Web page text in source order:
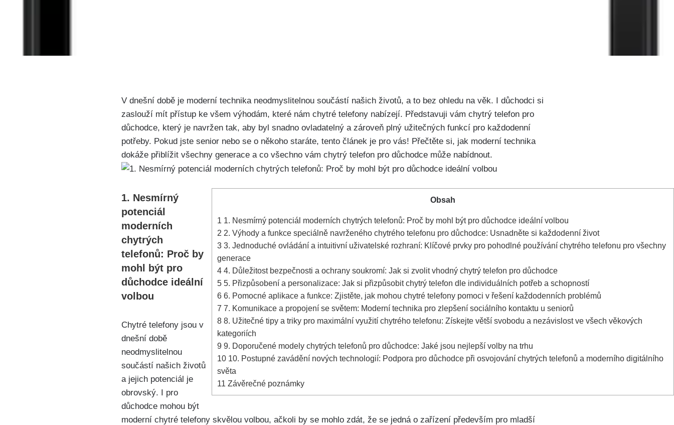
⁢V dnešní době je moderní technika neodmyslitelnou součástí našich životů, a to bez ohledu na věk. I důchodci si
zaslouží mít ​přístup ke⁤ všem výhodám, které nám chytré telefony nabízejí. Představuji vám ⁢chytrý telefon pro
důchodce, který je navržen tak, aby byl snadno ovladatelný a zároveň plný užitečných ‍funkcí pro každodenní
potřeby. Pokud jste senior nebo se o někoho ‍staráte, tento článek je pro vás! Přečtěte si, jak moderní technika
dokáže přiblížit všechny ​generace‌ a co všechno vám chytrý⁣ telefon pro důchodce může ​nabídnout.
Obsah
1 1. Nesmírný potenciál moderních chytrých telefonů: Proč by mohl být pro důchodce‍ ideální volbou
2 2. Výhody a funkce speciálně navrženého⁢ chytrého telefonu pro důchodce: Usnadněte si každodenní život
3 3. Jednoduché ovládání a intuitivní uživatelské rozhraní: Klíčové ⁢prvky pro pohodlné používání chytrého⁣ telefonu pro všechny
generace
4 4. Důležitost ​bezpečnosti a ochrany soukromí: Jak si zvolit ⁤vhodný chytrý telefon pro důchodce
5 5. Přizpůsobení a personalizace:‍ Jak si přizpůsobit chytrý telefon dle individuálních potřeb a schopností
6 6. Pomocné aplikace a funkce: ‌Zjistěte, jak mohou chytré telefony pomoci v řešení každodenních problémů
7 7. Komunikace a propojení se světem: Moderní technika pro zlepšení sociálního kontaktu u seniorů
8 8. Užitečné⁤ tipy a triky pro maximální využití chytrého telefonu: Získejte větší⁣ svobodu a nezávislost ve všech věkových
kategoriích
9 9. Doporučené modely chytrých telefonů pro důchodce: Jaké jsou nejlepší volby na trhu
10 10. Postupné zavádění nových technologií: Podpora pro ⁣důchodce při‍ osvojování chytrých telefonů a moderního digitálního
světa
11 Závěrečné poznámky
1. Nesmírný
potenciál
moderních
chytrých
telefonů: Proč by
mohl být pro
důchodce‍ ideální
volbou
Chytré telefony​ jsou v
dnešní době ​
neodmyslitelnou
součástí našich životů
a jejich potenciál je
obrovský. I pro
důchodce mohou být
moderní chytré telefony ⁢skvělou volbou, ačkoli by se mohlo⁣ zdát, že ⁤se jedná o zařízení⁤ především pro⁣ mladší